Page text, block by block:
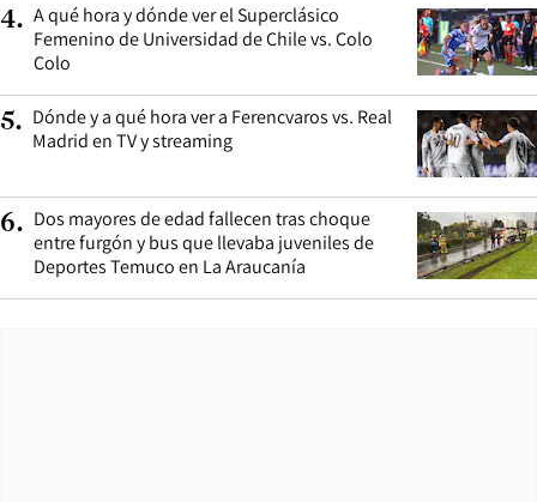
4. A qué hora y dónde ver el Superclásico
Femenino de Universidad de Chile vs. Colo
Colo
5. Dónde y a qué hora ver a Ferencvaros vs. Real
Madrid en TV y streaming
6. Dos mayores de edad fallecen tras choque
entre furgón y bus que llevaba juveniles de
Deportes Temuco en La Araucanía